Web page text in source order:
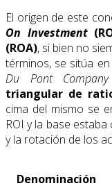
El origen de este
On Investment
(ROA), si bien no
términos, se sitúa
Du Pont Company
triangular de
cima del mismo se
ROI y la base
y la rotación de los
Denominación